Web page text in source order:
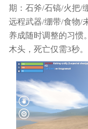
期：石斧/石镐/火把/
远程武器/绷带/食物/
养成随时调整的习惯
木头，死亡仅需3秒。